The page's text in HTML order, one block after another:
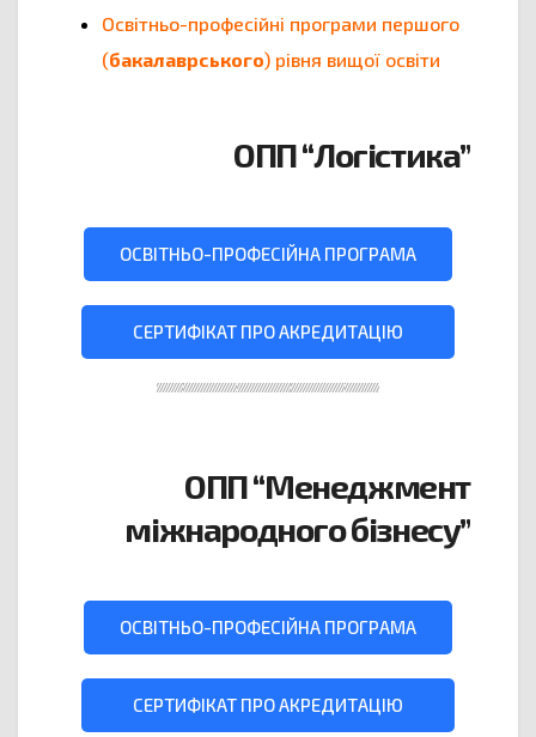
Освітньо-професійні програми першого
(бакалаврського) рівня вищої освіти
ОПП “Логістика”
ОСВІТНЬО-ПРОФЕСІЙНА ПРОГРАМА
СЕРТИФІКАТ ПРО АКРЕДИТАЦІЮ
ОПП “Менеджмент
міжнародного бізнесу”
ОСВІТНЬО-ПРОФЕСІЙНА ПРОГРАМА
СЕРТИФІКАТ ПРО АКРЕДИТАЦІЮ